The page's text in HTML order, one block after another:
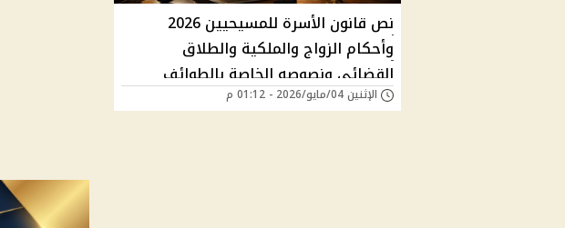
نص قانون الأسرة للمسيحيين 2026
وأحكام الزواج والملكية والطلاق
القضائي ونصوصه الخاصة بالطوائف
المسيحية
الإثنين 04/مايو/2026 - 01:12 م